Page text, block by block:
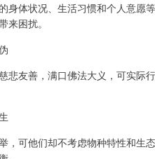
身体状况、生活习惯和个人意愿
来困扰。
悲友善，满口佛法大义，可实际
，可他们却不考虑物种特性和生